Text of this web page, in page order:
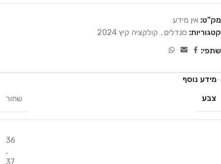
מק"ט: אין מידע
קטגוריות: סנדלים , קולקציה קיץ 2024
שתפי:
מידע נוסף
צבע
שחור
36
,
37